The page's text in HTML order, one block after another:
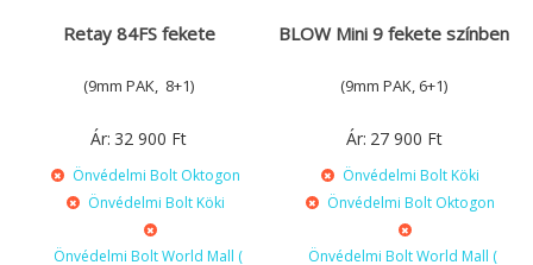
Retay 84FS fekete
(9mm PAK, 8+1)
Ár: 32 900 Ft
Önvédelmi Bolt Oktogon
Önvédelmi Bolt Köki
Önvédelmi Bolt World Mall (
BLOW Mini 9 fekete színben
(9mm PAK, 6+1)
Ár: 27 900 Ft
Önvédelmi Bolt Köki
Önvédelmi Bolt Oktogon
Önvédelmi Bolt World Mall (